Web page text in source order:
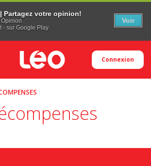
Connexion
Partagez votre opinion!
Opinion
- sur Google Play
Voir